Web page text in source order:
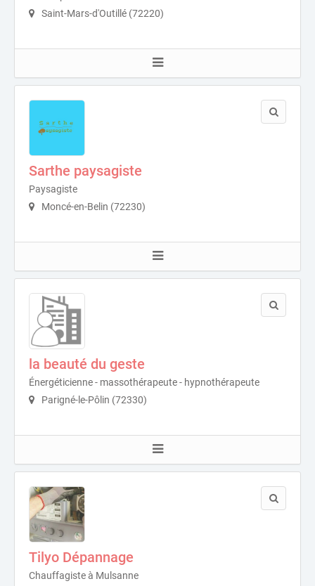
Saint-Mars-d'Outillé (72220)
Sarthe paysagiste
Paysagiste
Moncé-en-Belin (72230)
la beauté du geste
Énergéticienne - massothérapeute - hypnothérapeute
Parigné-le-Pôlin (72330)
Tilyo Dépannage
Chauffagiste à Mulsanne